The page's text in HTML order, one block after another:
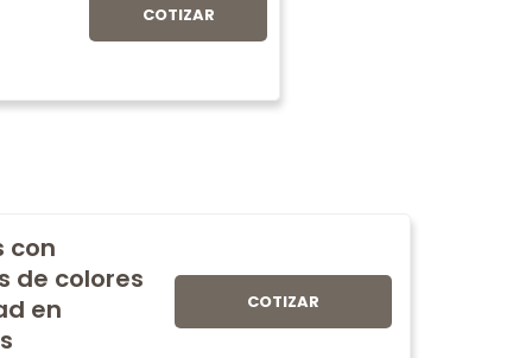
COTIZAR
con
de colores
en
COTIZAR